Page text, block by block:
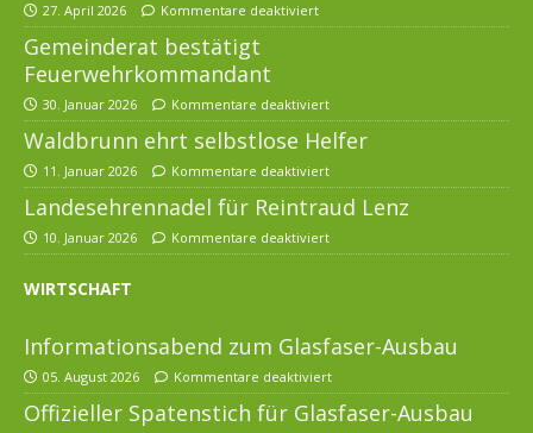
27. April 2026 Kommentare deaktiviert
Gemeinderat bestätigt
Feuerwehrkommandant
30. Januar 2026 Kommentare deaktiviert
Waldbrunn ehrt selbstlose Helfer
11. Januar 2026 Kommentare deaktiviert
Landesehrennadel für Reintraud Lenz
10. Januar 2026 Kommentare deaktiviert
WIRTSCHAFT
Informationsabend zum Glasfaser-Ausbau
05. August 2026 Kommentare deaktiviert
Offizieller Spatenstich für Glasfaser-Ausbau